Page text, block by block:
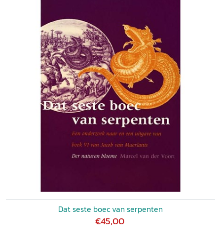
Dat seste boec van serpenten
€45,00